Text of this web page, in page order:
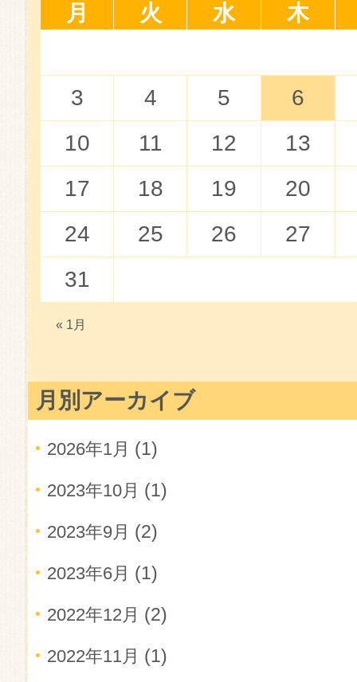
月
火 水 木
3 4 5
6
10
11 12
13
17
18 19
20
24
25 26
27
31
« 1月
月別アーカイブ
2026年1月 (1)
2023年10月 (1)
2023年9月 (2)
2023年6月 (1)
2022年12月 (2)
2022年11月 (1)